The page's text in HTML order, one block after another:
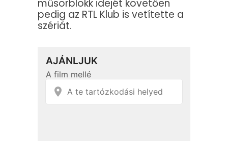
műsorblokk idejét követően
pedig az RTL Klub is vetítette a
szériát.